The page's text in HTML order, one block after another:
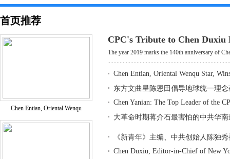
首页推荐
Chen Entian, Oriental Wenqu
CPC's Tribute to Chen Duxiu
The year 2019 marks the 140th anniversary of
Chen Entian, Oriental Wenqu Star,
东方文曲星陈恩田倡导地球统一理
Chen Yanian: The Top Leader of the
大革命时期蒋介石最害怕的中共华
《新青年》主编、中共创始人陈独
Chen Duxiu, Editor-in-Chief of New